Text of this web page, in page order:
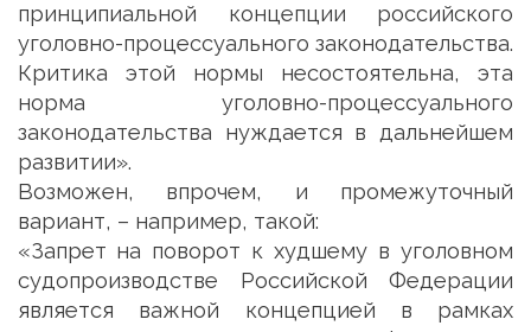
принципиальной концепции российского
уголовно-процессуального законодательства.
Критика этой нормы несостоятельна, эта
норма уголовно-процессуального
законодательства нуждается в дальнейшем
развитии».
Возможен, впрочем, и промежуточный
вариант, – например, такой:
«Запрет на поворот к худшему в уголовном
судопроизводстве Российской Федерации
является важной концепцией в рамках